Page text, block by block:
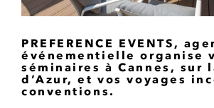
PREFERENCE EVENTS,
événementielle organise
séminaires à Cannes, sur
d’Azur, et vos voyages
conventions.